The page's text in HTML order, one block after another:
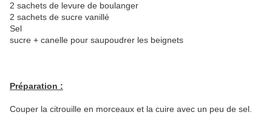
2 sachets de levure de boulanger
2 sachets de sucre vanillé
Sel
sucre + canelle pour saupoudrer les beignets
Préparation :
Couper la citrouille en morceaux et la cuire avec un peu de sel.